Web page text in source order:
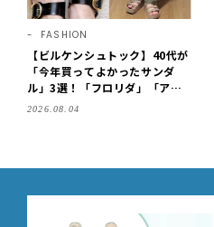
FASHION
【ビルケンシュトック】40代が
「今年買ってよかったサンダ
ル」3選！「フロリダ」「アリ
ゾナ」の履き心地＆サイズ選び
2026.08.04